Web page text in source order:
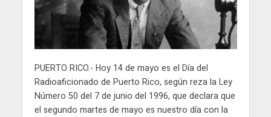
PUERTO RICO.- Hoy 14 de mayo es el Día del
Radioaficionado de Puerto Rico, según reza la Ley
Número 50 del 7 de junio del 1996, que declara que
el segundo martes de mayo es nuestro día con la